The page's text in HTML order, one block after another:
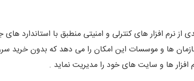
نرم افزار های کنترلی و امنیتی منطبق با استاندارد های
ها و موسسات این امکان را می دهد که بدون خرید
ها و سایت های خود را مدیریت نماید .